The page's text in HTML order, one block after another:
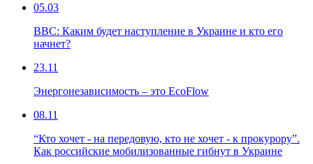
05.03
ВВС: Каким будет наступление в Украине и кто его
начнет?
23.11
Энергонезависимость – это EcoFlow
08.11
“Кто хочет - на передовую, кто не хочет - к прокурору”.
Как российские мобилизованные гибнут в Украине